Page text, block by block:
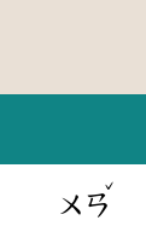
ㄨㄢ
ˇ